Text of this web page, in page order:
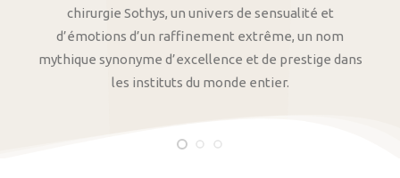
chirurgie Sothys, un univers de sensualité et
d’émotions d’un raffinement extrême, un nom
mythique synonyme d’excellence et de prestige dans
les instituts du monde entier.